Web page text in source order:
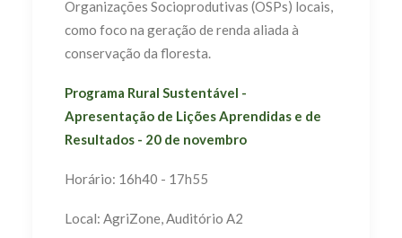
Organizações Socioprodutivas (OSPs) locais,
como foco na geração de renda aliada à
conservação da floresta.
Programa Rural Sustentável -
Apresentação de Lições Aprendidas e de
Resultados - 20 de novembro
Horário: 16h40 - 17h55
Local: AgriZone, Auditório A2